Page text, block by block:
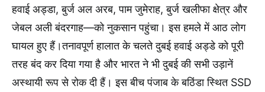
हवाई अड्डा, बुर्ज अल अरब, पाम जुमेराह, बुर्ज खलीफा क्षेत्र और
जेबल अली बंदरगाह—को नुकसान पहुंचा। इस हमले में आठ लोग
घायल हुए हैं।तनावपूर्ण हालात के चलते दुबई हवाई अड्डे को पूरी
तरह बंद कर दिया गया है और भारत ने भी दुबई की सभी उड़ानें
अस्थायी रूप से रोक दी हैं। इस बीच पंजाब के बठिंडा स्थित SSD